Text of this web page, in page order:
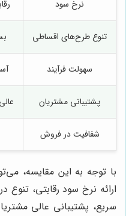
نرخ سود
تنوع طرح‌های اقساطی
سهولت فرآیند
پشتیبانی مشتریان
شفافیت در فروش
با توجه به این مقایسه،
ارائه نرخ سود رقابتی،
سریع، پشتیبانی عالی